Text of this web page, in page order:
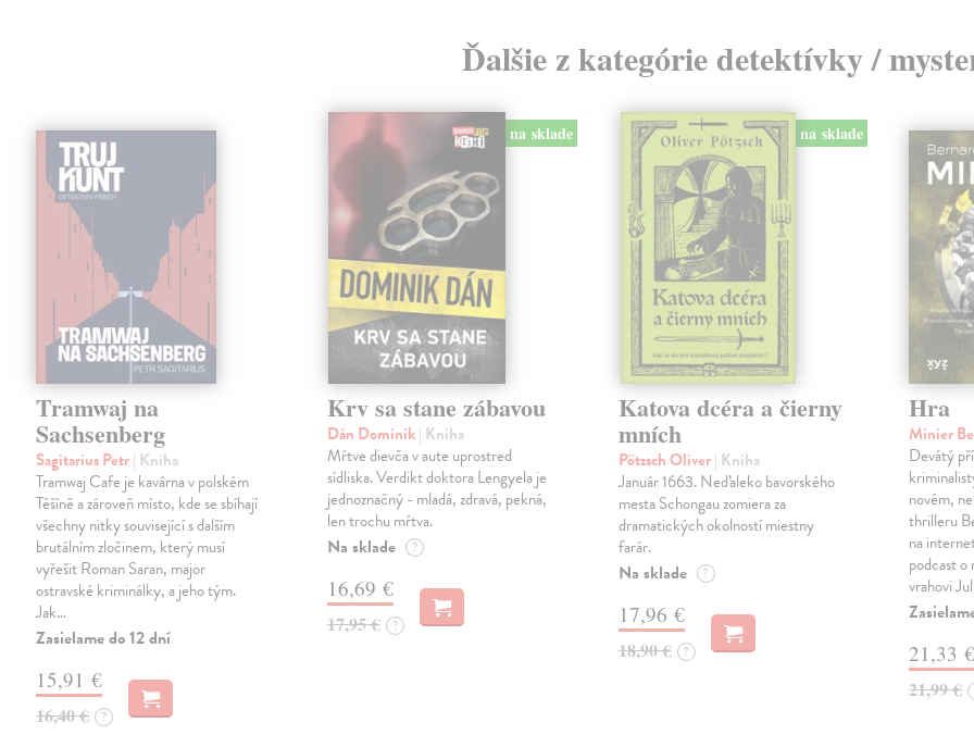
Ďalšie z kategórie detektívky /
Tramwaj na
Sachsenberg
Sagitarius Petr| Kniha
Tramwaj Cafe je kavárna v polském
Těšíně a zároveň místo, kde se sbíhají
všechny nitky související s dalším
brutálním zločinem, který musí
vyřešit Roman Saran, major
ostravské kriminálky, a jeho tým.
Jak…
Zasielame do 12 dní
15,91 €
16,40 € ?
na sklade
Krv sa stane zábavou
Dán Dominik| Kniha
Mŕtve dievča v aute uprostred
sídliska. Verdikt doktora Lengyela je
jednoznačný - mladá, zdravá, pekná,
len trochu mŕtva.
Na sklade ?
16,69 €
17,95 € ?
na sklade
Katova dcéra a čierny
mních
Pötzsch Oliver| Kniha
Január 1663. Neďaleko bavorského
mesta Schongau zomiera za
dramatických okolností miestny
farár.
Na sklade ?
17,96 €
18,90 € ?
Hra
Minier
Devátý
novém,
thrilleru
na
podcast
vrahovi
21,33 €
21,99 €